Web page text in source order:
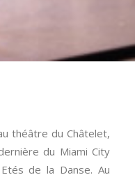
théâtre du Châtelet,
du Miami City
de la Danse. Au